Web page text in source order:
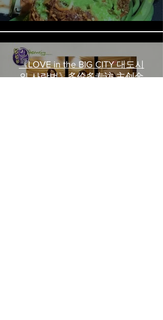
《LOVE in the BIG CITY 대도시
의 사랑법》多伦多专访 主创金